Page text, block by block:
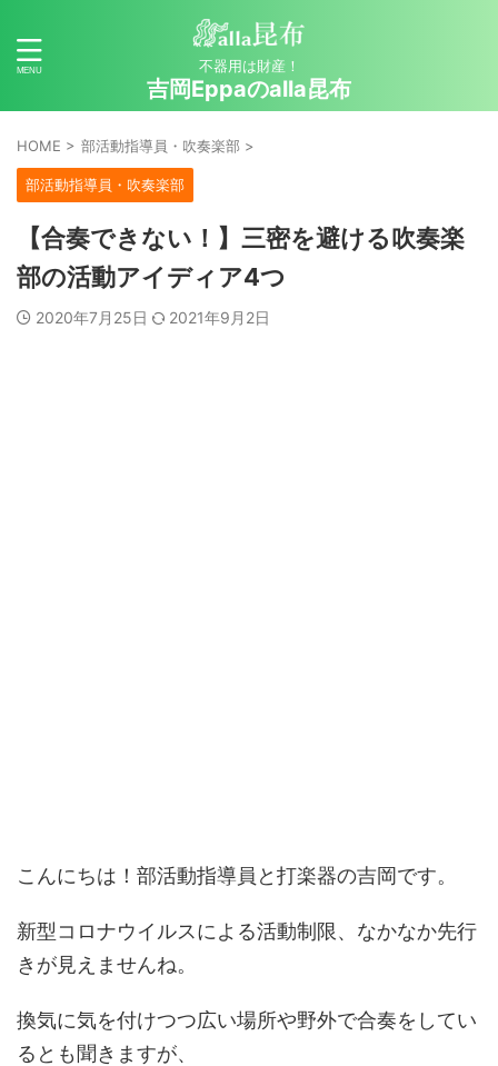
不器用は財産！
吉岡Eppaのalla昆布
HOME > 部活動指導員・吹奏楽部 >
部活動指導員・吹奏楽部
【合奏できない！】三密を避ける吹奏楽
部の活動アイディア4つ
2020年7月25日 2021年9月2日
こんにちは！部活動指導員と打楽器の吉岡です。
新型コロナウイルスによる活動制限、なかなか先行
きが見えませんね。
換気に気を付けつつ広い場所や野外で合奏をしてい
るとも聞きますが、